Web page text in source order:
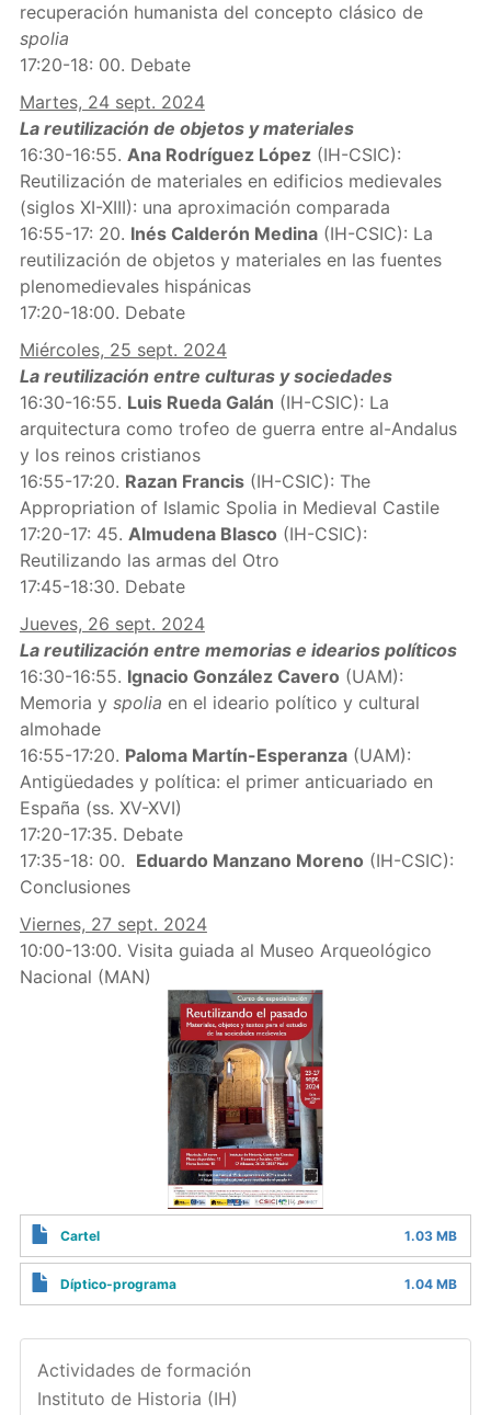
recuperación humanista del concepto clásico de
spolia
17:20-18: 00. Debate
Martes, 24 sept. 2024
La reutilización de objetos y materiales
16:30-16:55. Ana Rodríguez López(IH-CSIC):
Reutilización de materiales en edificios medievales
(siglos XI-XIII): una aproximación comparada
16:55-17: 20. Inés Calderón Medina(IH-CSIC): La
reutilización de objetos y materiales en las fuentes
plenomedievales hispánicas
17:20-18:00. Debate
Miércoles, 25 sept. 2024
La reutilización entre culturas y sociedades
16:30-16:55. Luis Rueda Galán (IH-CSIC): La
arquitectura como trofeo de guerra entre al-Andalus
y los reinos cristianos
16:55-17:20. Razan Francis(IH-CSIC): The
Appropriation of Islamic Spolia in Medieval Castile
17:20-17: 45. Almudena Blasco (IH-CSIC):
Reutilizando las armas del Otro
17:45-18:30. Debate
Jueves, 26 sept. 2024
La reutilización entre memorias e idearios políticos
16:30-16:55. Ignacio González Cavero (UAM):
Memoria y spolia en el ideario político y cultural
almohade
16:55-17:20. Paloma Martín-Esperanza(UAM):
Antigüedades y política: el primer anticuariado en
España (ss. XV-XVI)
17:20-17:35. Debate
17:35-18: 00. Eduardo Manzano Moreno (IH-CSIC):
Conclusiones
Viernes, 27 sept. 2024
10:00-13:00. Visita guiada al Museo Arqueológico
Nacional (MAN)
Cartel 1.03 MB
Díptico-programa 1.04 MB
Actividades de formación
Instituto de Historia (IH)